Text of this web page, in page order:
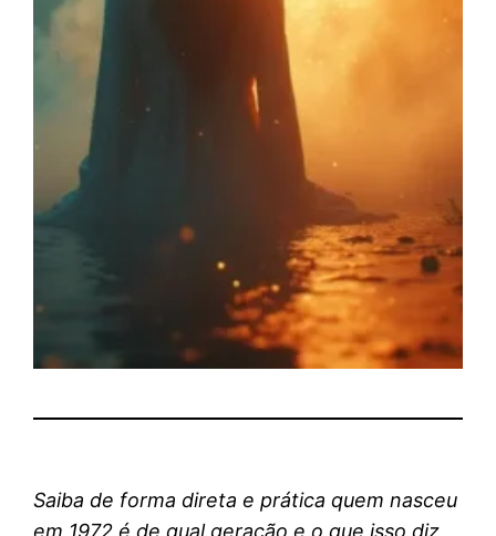
Saiba de forma direta e prática quem nasceu
em 1972 é de qual geração e o que isso diz